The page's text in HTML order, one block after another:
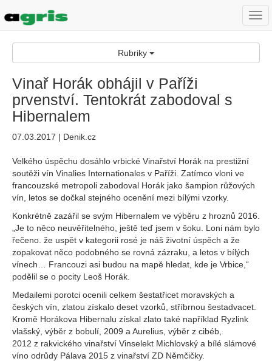
Rubriky
Vinař Horák obhájil v Paříži
prvenství. Tentokrát zabodoval s
Hibernalem
07.03.2017 | Denik.cz
Velkého úspěchu dosáhlo vrbické Vinařství Horák na prestižní
soutěži vín Vinalies Internationales v Paříži. Zatímco vloni ve
francouzské metropoli zabodoval Horák jako šampion růžových
vín, letos se dočkal stejného ocenění mezi bílými vzorky.
Konkrétně zazářil se svým Hibernalem ve výběru z hroznů 2016.
„Je to něco neuvěřitelného, ještě teď jsem v šoku. Loni nám bylo
řečeno. že uspět v kategorii rosé je náš životní úspěch a že
zopakovat něco podobného se rovná zázraku, a letos v bílých
vínech… Francouzi asi budou na mapě hledat, kde je Vrbice,“
podělil se o pocity Leoš Horák.
Medailemi porotci ocenili celkem šestatřicet moravských a
českých vín, zlatou získalo deset vzorků, stříbrnou šestadvacet.
Kromě Horákova Hibernalu získal zlato také například Ryzlink
vlašský, výběr z bobulí, 2009 a Aurelius, výběr z cibéb,
2012 z rakvického vinařství Vinselekt Michlovský a bílé slámové
víno odrůdy Pálava 2015 z vinařství ZD Němčičky.